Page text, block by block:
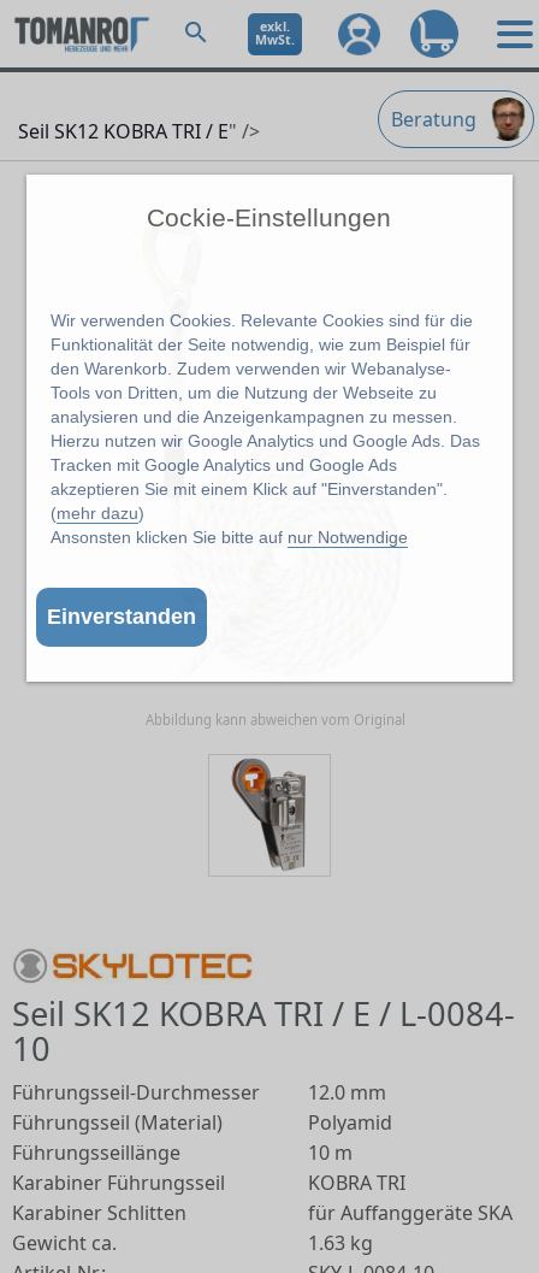
Cockie-Einstellungen
Wir verwenden Cookies. Relevante Cookies sind für die
Funktionalität der Seite notwendig, wie zum Beispiel für
den Warenkorb. Zudem verwenden wir Webanalyse-
Tools von Dritten, um die Nutzung der Webseite zu
analysieren und die Anzeigenkampagnen zu messen.
Hierzu nutzen wir Google Analytics und Google Ads. Das
Tracken mit Google Analytics und Google Ads
akzeptieren Sie mit einem Klick auf "Einverstanden".
(mehr dazu)
Ansonsten klicken Sie bitte auf nur Notwendige
Einverstanden
exkl.
MwSt.
Beratung
Seil SK12 KOBRA TRI / E" />
Abbildung kann abweichen vom Original
Seil SK12 KOBRA TRI / E / L-0084-
10
Führungsseil-Durchmesser
12.0 mm
Führungsseil (Material)
Polyamid
Führungsseillänge
10 m
Karabiner Führungsseil
KOBRA TRI
Karabiner Schlitten
für Auffanggeräte SKA
Gewicht ca.
1.63 kg